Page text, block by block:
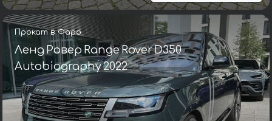
Прокат в Фаро
Ленд Ровер Range Rover D350
Autobiography 2022